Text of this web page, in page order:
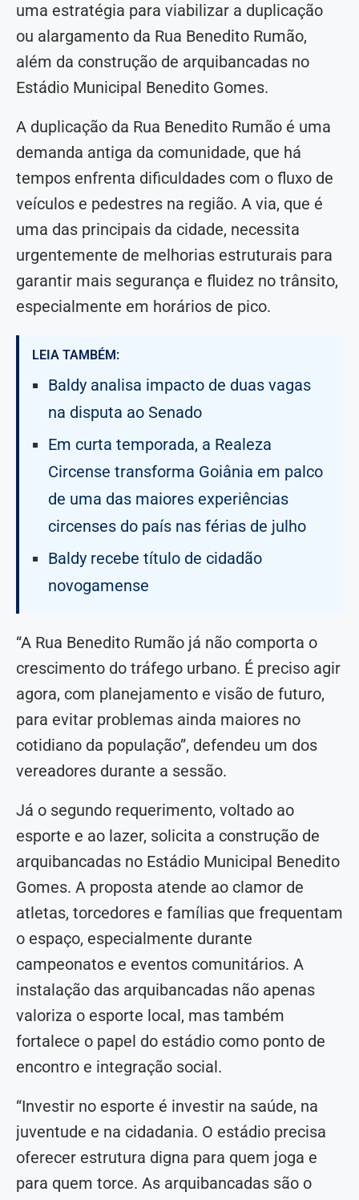
uma estratégia para viabilizar a duplicação
ou alargamento da Rua Benedito Rumão,
além da construção de arquibancadas no
Estádio Municipal Benedito Gomes.
A duplicação da Rua Benedito Rumão é uma
demanda antiga da comunidade, que há
tempos enfrenta dificuldades com o fluxo de
veículos e pedestres na região. A via, que é
uma das principais da cidade, necessita
urgentemente de melhorias estruturais para
garantir mais segurança e fluidez no trânsito,
especialmente em horários de pico.
LEIA TAMBÉM:
Baldy analisa impacto de duas vagas
na disputa ao Senado
Em curta temporada, a Realeza
Circense transforma Goiânia em palco
de uma das maiores experiências
circenses do país nas férias de julho
Baldy recebe título de cidadão
novogamense
“A Rua Benedito Rumão já não comporta o
crescimento do tráfego urbano. É preciso agir
agora, com planejamento e visão de futuro,
para evitar problemas ainda maiores no
cotidiano da população”, defendeu um dos
vereadores durante a sessão.
Já o segundo requerimento, voltado ao
esporte e ao lazer, solicita a construção de
arquibancadas no Estádio Municipal Benedito
Gomes. A proposta atende ao clamor de
atletas, torcedores e famílias que frequentam
o espaço, especialmente durante
campeonatos e eventos comunitários. A
instalação das arquibancadas não apenas
valoriza o esporte local, mas também
fortalece o papel do estádio como ponto de
encontro e integração social.
“Investir no esporte é investir na saúde, na
juventude e na cidadania. O estádio precisa
oferecer estrutura digna para quem joga e
para quem torce. As arquibancadas são o